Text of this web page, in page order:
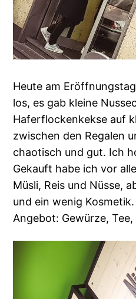
Heute am
los, es gab kleine
Haferflockenkekse auf
zwischen den Regalen
chaotisch und gut. Ich
Gekauft habe ich vor
Müsli, Reis und Nüsse,
und ein wenig
Angebot: Gewürze,